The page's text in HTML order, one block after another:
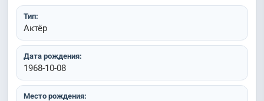
Тип:
Актёр
Дата рождения:
1968-10-08
Место рождения: